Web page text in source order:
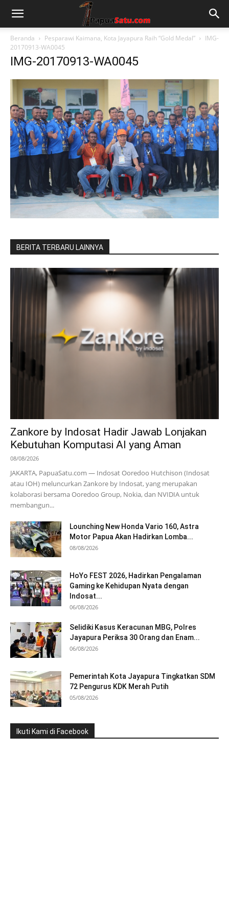
Beranda Pesparawi Kaimana, Kota Jayapura Raih “Gold Medal”
IMG-
20170913-WA0045
IMG-20170913-WA0045
BERITA TERBARU LAINNYA
Zankore by Indosat Hadir Jawab Lonjakan
Kebutuhan Komputasi AI yang Aman
08/08/2026
JAKARTA, PapuaSatu.com — Indosat Ooredoo Hutchison (Indosat
atau IOH) meluncurkan Zankore by Indosat, yang merupakan
kolaborasi bersama Ooredoo Group, Nokia, dan NVIDIA untuk
membangun...
Lounching New Honda Vario 160, Astra
Motor Papua Akan Hadirkan Lomba...
08/08/2026
HoYo FEST 2026, Hadirkan Pengalaman
Gaming ke Kehidupan Nyata dengan
Indosat...
06/08/2026
Selidiki Kasus Keracunan MBG, Polres
Jayapura Periksa 30 Orang dan Enam...
06/08/2026
Pemerintah Kota Jayapura Tingkatkan SDM
72 Pengurus KDK Merah Putih
05/08/2026
Ikuti Kami di Facebook